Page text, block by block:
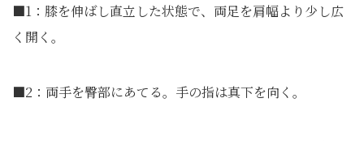
■1：膝を伸ばし直立した状態で、両足を肩幅より少し広
く開く。
■2：両手を臀部にあてる。手の指は真下を向く。